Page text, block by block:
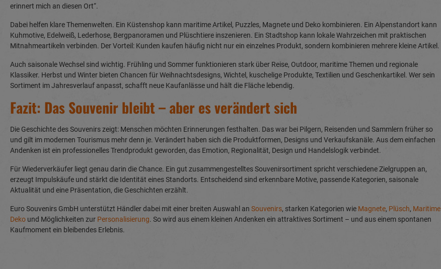
erinnert mich an diesen Ort“.
Dabei helfen klare Themenwelten. Ein Küstenshop kann maritime Artikel, Puzzles, Magnete und Deko kombinieren. Ein Alpenstandort kann
Kuhmotive, Edelweiß, Lederhose, Bergpanoramen und Plüschtiere inszenieren. Ein Stadtshop kann lokale Wahrzeichen mit praktischen
Mitnahmeartikeln verbinden. Der Vorteil: Kunden kaufen häufig nicht nur ein einzelnes Produkt, sondern kombinieren mehrere kleine Artikel.
Auch saisonale Wechsel sind wichtig. Frühling und Sommer funktionieren stark über Reise, Outdoor, maritime Themen und regionale
Klassiker. Herbst und Winter bieten Chancen für Weihnachtsdesigns, Wichtel, kuschelige Produkte, Textilien und Geschenkartikel. Wer sein
Sortiment im Jahresverlauf anpasst, schafft neue Kaufanlässe und hält die Fläche lebendig.
Fazit: Das Souvenir bleibt – aber es verändert sich
Die Geschichte des Souvenirs zeigt: Menschen möchten Erinnerungen festhalten. Das war bei Pilgern, Reisenden und Sammlern früher so
und gilt im modernen Tourismus mehr denn je. Verändert haben sich die Produktformen, Designs und Verkaufskanäle. Aus dem einfachen
Andenken ist ein professionelles Trendprodukt geworden, das Emotion, Regionalität, Design und Handelslogik verbindet.
Für Wiederverkäufer liegt genau darin die Chance. Ein gut zusammengestelltes Souvenirsortiment spricht verschiedene Zielgruppen an,
erzeugt Impulskäufe und stärkt die Identität eines Standorts. Entscheidend sind erkennbare Motive, passende Kategorien, saisonale
Aktualität und eine Präsentation, die Geschichten erzählt.
Euro Souvenirs GmbH unterstützt Händler dabei mit einer breiten Auswahl an Souvenirs, starken Kategorien wie Magnete, Plüsch, Maritime
Deko und Möglichkeiten zur Personalisierung. So wird aus einem kleinen Andenken ein attraktives Sortiment – und aus einem spontanen
Kaufmoment ein bleibendes Erlebnis.